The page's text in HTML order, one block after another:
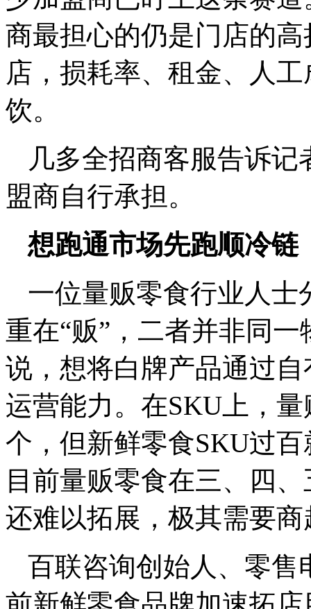
商最担心的仍是门店的
店，损耗率、租金、人
饮。
几多全招商客服告诉
盟商自行承担。
想跑通市场先跑顺冷链
一位量贩零食行业人士
重在“贩”，二者并非同
说，想将白牌产品通过
运营能力。在SKU上，
个，但新鲜零食SKU过
目前量贩零食在三、四
还难以拓展，极其需要
百联咨询创始人、零售